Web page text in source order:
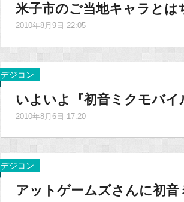
米子市のご当地キャラとは
2010年8月9日 22:05
デジコン
いよいよ『初音ミクモバイ
2010年8月6日 17:20
デジコン
アットゲームズさんに初音